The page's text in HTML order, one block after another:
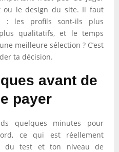
le design du site. Il faut
: les profils sont-ils plus
qualitatifs, et le temps
meilleure sélection ? C’est
ta décision.
avant de
payer
quelques minutes pour
ce qui est réellement
du test et ton niveau de